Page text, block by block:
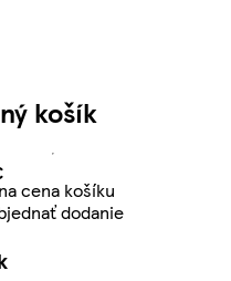
košík
Aktuálna cena košíku
cena košíku
dodanie